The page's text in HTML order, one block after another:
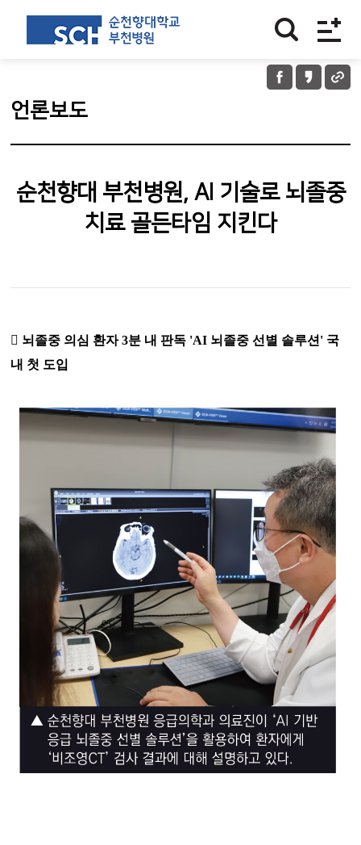
언론보도
순천향대 부천병원, AI 기술로 뇌졸중
치료 골든타임 지킨다
 뇌졸중 의심 환자3분 내 판독 'AI 뇌졸중 선별 솔루션 ' 국
내 첫 도입